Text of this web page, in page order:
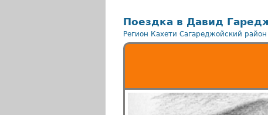
Поездка в Давид
Регион Кахети Сагареджойский район